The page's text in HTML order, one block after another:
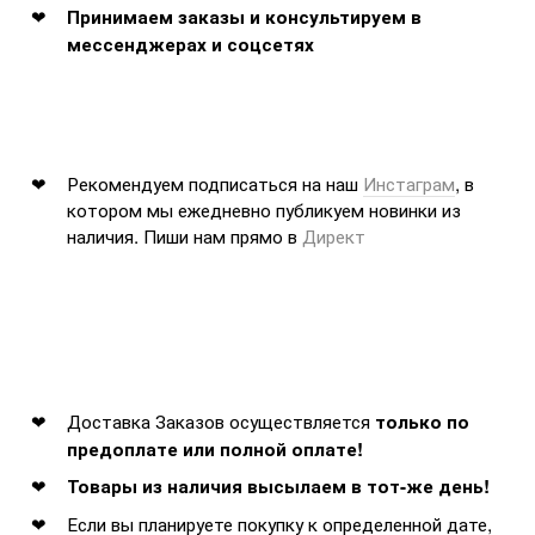
Принимаем заказы и консультируем в
мессенджерах и соцсетях
Рекомендуем подписаться на наш Инстаграм, в
котором мы ежедневно публикуем новинки из
наличия. Пиши нам прямо в Директ
Доставка Заказов осуществляется только по
предоплате или полной оплате!
Товары из наличия высылаем в тот-же день!
Если вы планируете покупку к определенной дате,